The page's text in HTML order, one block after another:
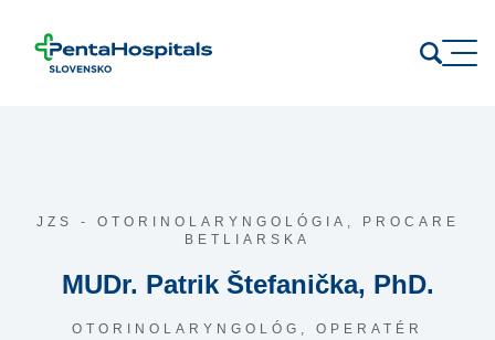
JZS - OTORINOLARYNGOLÓGIA,
PROCARE
BETLIARSKA
MUDr. Patrik Štefanička, PhD.
OTORINOLARYNGOLÓG, OPERATÉR